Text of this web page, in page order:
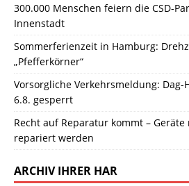
300.000 Menschen feiern die CSD-
Innenstadt
Sommerferienzeit in Hamburg:
„Pfefferkörner“
Vorsorgliche Verkehrsmeldung: Dag-
6.8. gesperrt
Recht auf Reparatur kommt –
repariert werden
ARCHIV IHRER HAR